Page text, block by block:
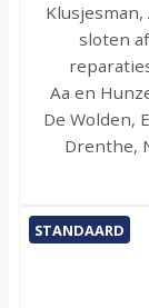
sloten
Aa en
De Wolden,
Drenthe,
STANDAARD